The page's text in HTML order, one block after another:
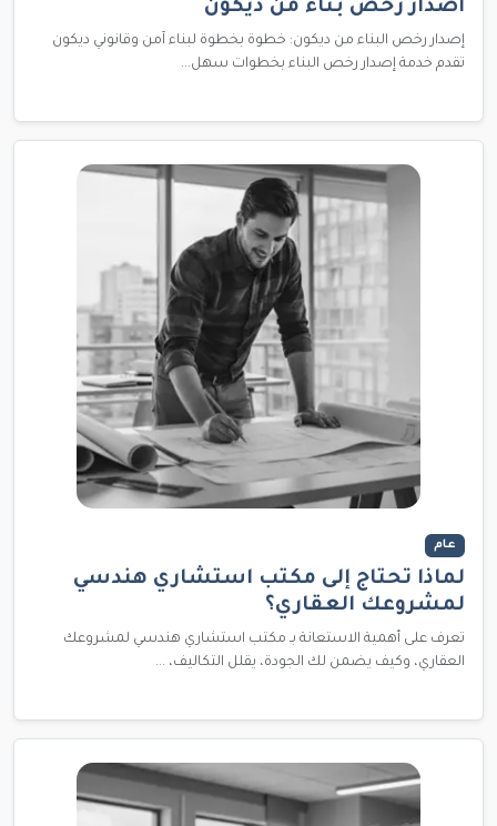
اصدار رخص بناء من ديكون
إصدار رخص البناء من ديكون: خطوة بخطوة لبناء آمن وقانوني ديكون
تقدم خدمة إصدار رخص البناء بخطوات سهل...
عام
لماذا تحتاج إلى مكتب استشاري هندسي
لمشروعك العقاري؟
تعرف على أهمية الاستعانة بـ مكتب استشاري هندسي لمشروعك
العقاري، وكيف يضمن لك الجودة، يقلل التكاليف، ...